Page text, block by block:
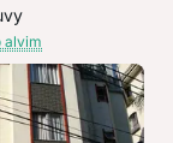
alvim